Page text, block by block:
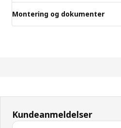
Montering og dokumenter
Kundeanmeldelser